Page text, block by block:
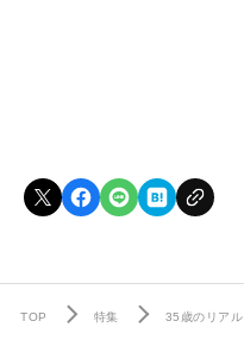
TOP 特集 35歳のリアル